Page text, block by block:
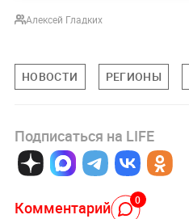
Алексей Гладких
НОВОСТИ РЕГИОНЫ
Подписаться на LIFE
Комментарий 0